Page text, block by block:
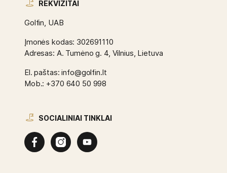
REKVIZITAI
Golfin, UAB
Įmonės kodas: 302691110
Adresas: A. Tumėno g. 4, Vilnius, Lietuva
El. paštas: info@golfin.lt
Mob.: +370 640 50 998
SOCIALINIAI TINKLAI